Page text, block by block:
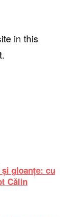
in this
gloanțe: cu
Călin